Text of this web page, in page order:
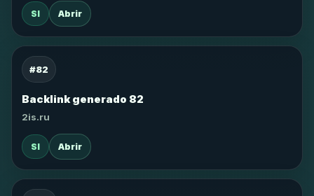
SI Abrir
#82
Backlink generado 82
2is.ru
SI Abrir